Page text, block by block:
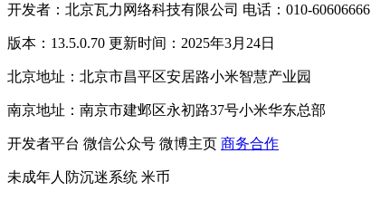
开发者：北京瓦力网络科技有限公司 电话：010-60606666
版本：13.5.0.70 更新时间：2025年3月24日
北京地址：北京市昌平区安居路小米智慧产业园
南京地址：南京市建邺区永初路37号小米华东总部
开发者平台 微信公众号 微博主页 商务合作
未成年人防沉迷系统 米币